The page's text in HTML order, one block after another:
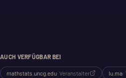
AUCH VERFÜGBAR BEI
mathstats.uncg.edu· Veranstalter lu.ma·